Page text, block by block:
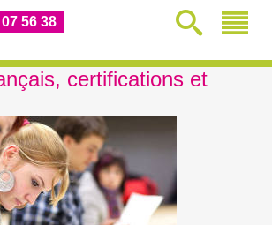
56 38
certifications et